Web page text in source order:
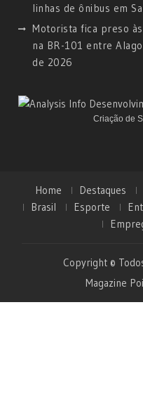
linhas de ônibus em
Motorista fica preso
na BR-101 entre
de 2026
Criação de
Home Destaques
Brasil
Esporte
Copyright ©
Magazine